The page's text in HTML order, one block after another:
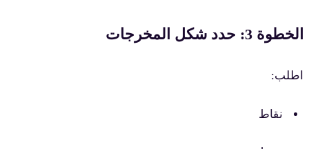
3: حدد شكل المخرجات
نقاط